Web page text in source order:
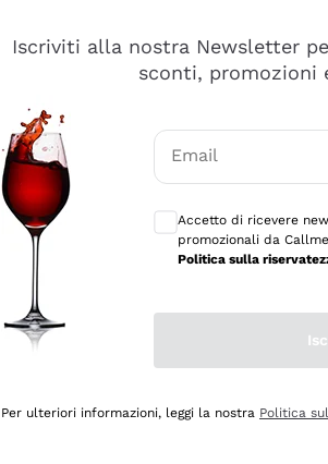
e professionalità
Iscriviti alla nostra Newsletter
sconti, promozioni
Email
Accetto di ricevere
promozionali da
Politica sulla
Per ulteriori informazioni, leggi la nostra Politica